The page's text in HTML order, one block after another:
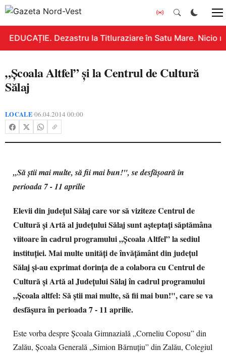
EDUCAȚIE. Dezastru la Titluraziare în Satu Mare. Nicio
„Școala Altfel” și la Centrul de Cultură
Sălaj
LOCALE•06.04.2014 00:00
„Să ştii mai multe, să fii mai bun!", se desfășoară în
perioada 7 - 11 aprilie
Elevii din judeţul Sălaj care vor să viziteze Centrul de
Cultură şi Artă al judeţului Sălaj sunt aşteptaţi săptămâna
viitoare în cadrul programului „Şcoala Altfel” la sediul
instituţiei. Mai multe unități de învățământ din județul
Sălaj și-au exprimat dorința de a colabora cu Centrul de
Cultură și Artă al Județului Sălaj în cadrul programului
„Şcoala altfel: Să ştii mai multe, să fii mai bun!", care se va
desfăşura în perioada 7 - 11 aprilie.
Este vorba despre Școala Gimnazială „Corneliu Coposu” din
Zalău, Școala Generală „Simion Bărnuțiu” din Zalău, Colegiul